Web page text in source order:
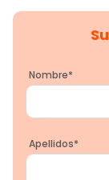
Nombre*
Apellidos*